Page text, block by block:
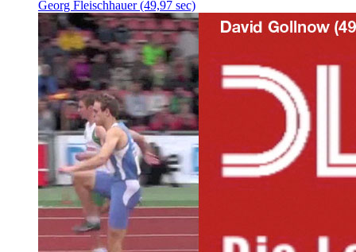
Georg Fleischhauer (49,97 sec)